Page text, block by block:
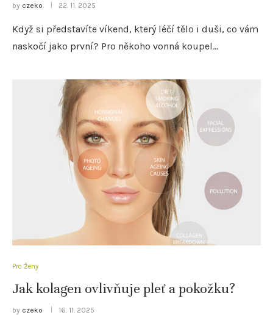
by czeko 22. 11. 2025
Když si představíte víkend, který léčí tělo i duši, co vám
naskočí jako první? Pro někoho vonná koupel…
Pro Ženy
Jak kolagen ovlivňuje pleť a pokožku?
by czeko 16. 11. 2025